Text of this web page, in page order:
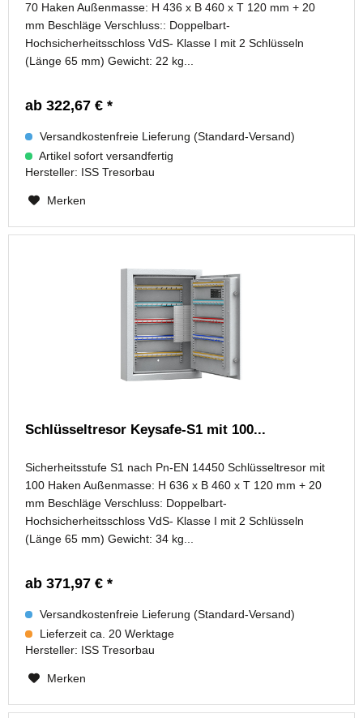
70 Haken Außenmasse: H 436 x B 460 x T 120 mm + 20
mm Beschläge Verschluss:: Doppelbart-
Hochsicherheitsschloss VdS- Klasse I mit 2 Schlüsseln
(Länge 65 mm) Gewicht: 22 kg...
ab 322,67 € *
Versandkostenfreie Lieferung (Standard-Versand)
Artikel sofort versandfertig
Hersteller: ISS Tresorbau
Merken
Schlüsseltresor Keysafe-S1 mit 100...
Sicherheitsstufe S1 nach Pn-EN 14450 Schlüsseltresor mit
100 Haken Außenmasse: H 636 x B 460 x T 120 mm + 20
mm Beschläge Verschluss: Doppelbart-
Hochsicherheitsschloss VdS- Klasse I mit 2 Schlüsseln
(Länge 65 mm) Gewicht: 34 kg...
ab 371,97 € *
Versandkostenfreie Lieferung (Standard-Versand)
Lieferzeit ca. 20 Werktage
Hersteller: ISS Tresorbau
Merken